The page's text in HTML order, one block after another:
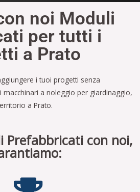
noi Moduli
per tutti i
a Prato
i tuoi progetti senza
macchinari a noleggio per giardinaggio,
a Prato.
Prefabbricati con noi,